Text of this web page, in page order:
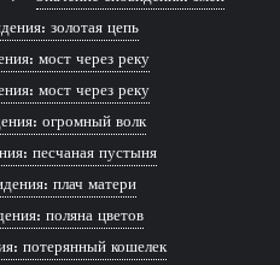
золотая цепь
мост через реку
мост через реку
огромный волк
песчаная пустыня
плач матери
поляна цветов
потерянный кошелек